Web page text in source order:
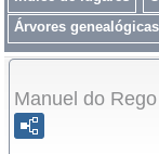
Árvores genealógicas
Manuel do Rego